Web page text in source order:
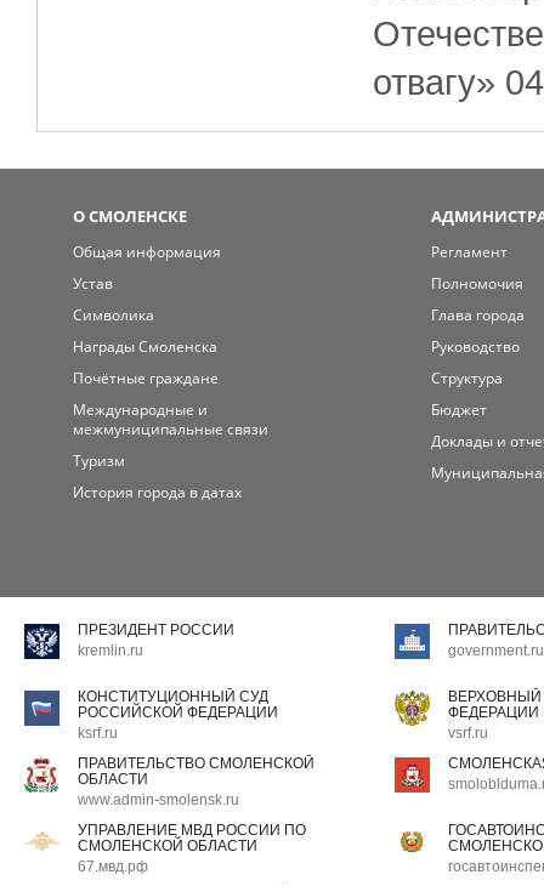
отвагу»
О СМОЛЕНСКЕ
Общая информация
Устав
Символика
Награды Смоленска
Почётные граждане
Международные и
межмуниципальные связи
Туризм
История города в датах
Регламент
Полномочия
Глава города
Руководство
Структура
Бюджет
Доклады и
ПРЕЗИДЕНТ РОССИИ
kremlin.ru
government.ru
КОНСТИТУЦИОННЫЙ СУД
РОССИЙСКОЙ ФЕДЕРАЦИИ
ksrf.ru
ФЕДЕРАЦИИ
vsrf.ru
ПРАВИТЕЛЬСТВО СМОЛЕНСКОЙ
ОБЛАСТИ
www.admin-smolensk.ru
УПРАВЛЕНИЕ МВД РОССИИ ПО
СМОЛЕНСКОЙ ОБЛАСТИ
67.мвд.рф